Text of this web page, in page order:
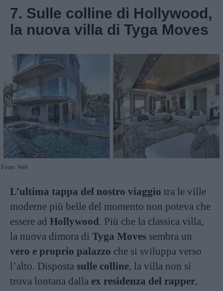
7. Sulle colline di Hollywood,
la nuova villa di Tyga Moves
Fonte: Web
L’ultima tappa del nostro viaggio tra le ville
moderne più belle del momento non poteva che
essere ad Hollywood. Più che la classica villa,
la nuova dimora di Tyga Moves sembra un
vero e proprio palazzo che si sviluppa verso
l’alto. Disposta sulle colline, la villa non si
trova lontana dalla ex residenza del rapper,